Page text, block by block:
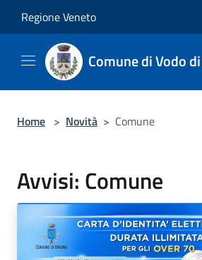
Regione Veneto
Comune di Vodo
Home > Novità > Comune
Avvisi: Comune